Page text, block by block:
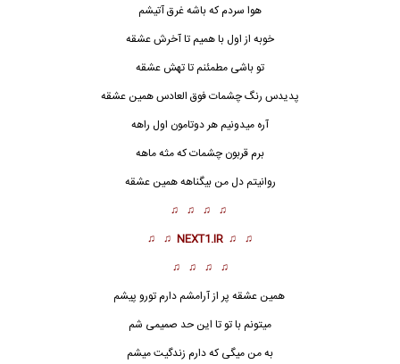
هوا سردم که باشه غرق آتیشم
خوبه از اول با همیم تا آخرش عشقه
تو باشی مطمئنم تا تهش عشقه
پدیدس رنگ چشمات فوق العادس همین عشقه
آره میدونیم هر دوتامون اول راهه
برم قربون چشمات که مثه ماهه
روانیتم دل من بیگناهه همین عشقه
♫ ♫ ♫ ♫
♫ ♫
NEXT1.IR
♫ ♫
♫ ♫ ♫ ♫
همین عشقه پر از آرامشم دارم تورو پیشم
میتونم با تو تا این حد صمیمی شم
به من میگی که دارم زندگیت میشم